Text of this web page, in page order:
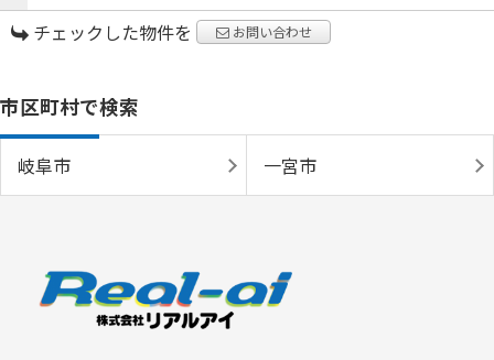
チェックした物件を お問い合わせ
市区町村で検索
岐阜市 一宮市